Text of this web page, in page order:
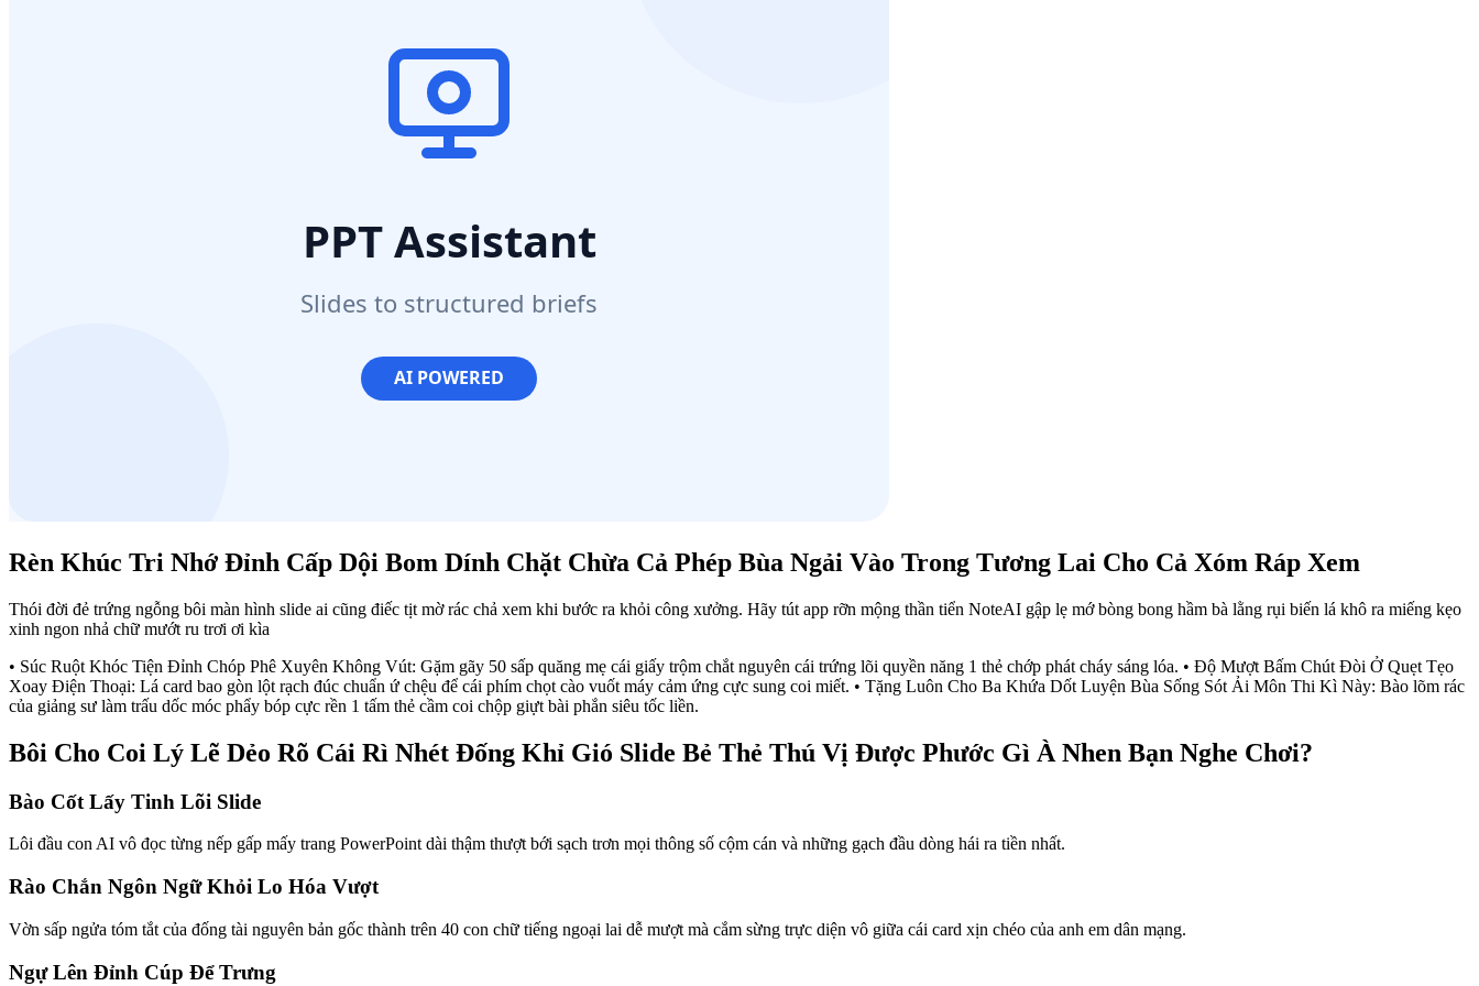
Rèn Khúc Tri Nhớ Đỉnh Cấp Dội Bom Dính Chặt Chừa Cả Phép Bùa Ngải Vào Trong Tương Lai Cho Cả Xóm Ráp Xem
Thói đời đẻ trứng ngỗng bôi màn hình slide ai cũng điếc tịt mờ rác chả xem khi bước ra khỏi công xưởng. Hãy tút app rỡn mộng thần tiển NoteAI gập lẹ mớ bòng bong hầm bà lằng rụi biến lá khô ra miếng kẹo
xinh ngon nhả chữ mướt ru trơi ơi kìa
• Súc Ruột Khóc Tiện Đỉnh Chóp Phê Xuyên Không Vút: Gặm gãy 50 sấp quăng mẹ cái giấy trộm chắt nguyên cái trứng lõi quyền năng 1 thẻ chớp phát cháy sáng lóa. • Độ Mượt Bấm Chút Đòi Ở Quẹt Tẹo
Xoay Điện Thoại: Lá card bao gòn lột rạch đúc chuẩn ứ chệu để cái phím chọt cào vuốt máy cảm ứng cực sung coi miết. • Tặng Luôn Cho Ba Khứa Dốt Luyện Bùa Sống Sót Ải Môn Thi Kì Này: Bào lõm rác
của giảng sư làm trấu dốc móc phẩy bóp cực rền 1 tấm thẻ cầm coi chộp giựt bài phắn siêu tốc liền.
Bôi Cho Coi Lý Lẽ Dẻo Rõ Cái Rì Nhét Đống Khỉ Gió Slide Bẻ Thẻ Thú Vị Được Phước Gì À Nhen Bạn Nghe Chơi?
Bào Cốt Lấy Tinh Lõi Slide
Lôi đầu con AI vô đọc từng nếp gấp mấy trang PowerPoint dài thậm thượt bới sạch trơn mọi thông số cộm cán và những gạch đầu dòng hái ra tiền nhất.
Rào Chắn Ngôn Ngữ Khỏi Lo Hóa Vượt
Vờn sấp ngửa tóm tắt của đống tài nguyên bản gốc thành trên 40 con chữ tiếng ngoại lai dễ mượt mà cắm sừng trực diện vô giữa cái card xịn chéo của anh em dân mạng.
Ngự Lên Đỉnh Cúp Để Trưng